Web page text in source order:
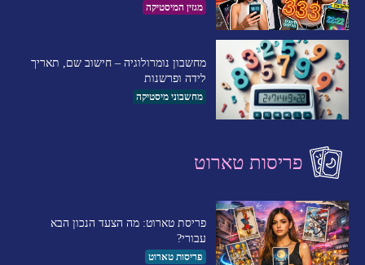
מגזין המיסטיקה
מחשבון נומרולוגיה – חישוב שם, תאריך
לידה ופרשנות
מחשבוני מיסטיקה
פריסות טארוט
פריסת טארוט: מה הצעד הנכון הבא
עבורי?
פריסות טארוט